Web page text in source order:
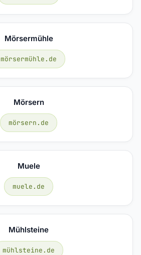
Mörsermühle
mörsermühle.de
Mörsern
mörsern.de
Muele
muele.de
Mühlsteine
mühlsteine.de